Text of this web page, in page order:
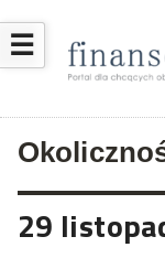
☰
29